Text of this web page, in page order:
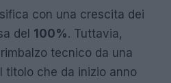
con una crescita dei
del 100%. Tuttavia,
tecnico da una
titolo che da inizio anno